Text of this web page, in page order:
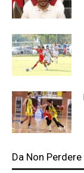
Da Non Perdere